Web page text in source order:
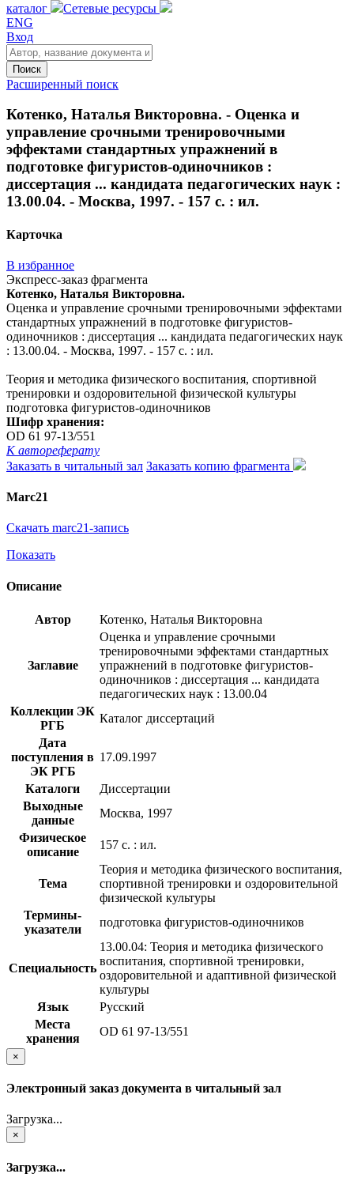
каталог
Сетевые ресурсы
ENG
Вход
Поиск
Расширенный поиск
Котенко, Наталья Викторовна. - Оценка и
управление срочными тренировочными
эффектами стандартных упражнений в
подготовке фигуристов-одиночников :
диссертация ... кандидата педагогических наук :
13.00.04. - Москва, 1997. - 157 с. : ил.
Карточка
В избранное
Экспресс-заказ фрагмента
Котенко, Наталья Викторовна.
Оценка и управление срочными тренировочными эффектами
стандартных упражнений в подготовке фигуристов-
одиночников : диссертация ... кандидата педагогических наук
: 13.00.04. - Москва, 1997. - 157 с. : ил.
Теория и методика физического воспитания, спортивной
тренировки и оздоровительной физической культуры
подготовка фигуристов-одиночников
Шифр хранения:
OD 61 97-13/551
К автореферату
Заказать в читальный зал Заказать копию фрагмента
Marc21
Скачать marc21-запись
Показать
Описание
Автор Котенко, Наталья Викторовна
Заглавие
Оценка и управление срочными
тренировочными эффектами стандартных
упражнений в подготовке фигуристов-
одиночников : диссертация ... кандидата
педагогических наук : 13.00.04
Коллекции ЭК
РГБ
Каталог диссертаций
Дата
поступления в
ЭК РГБ
17.09.1997
Каталоги
Диссертации
Выходные
данные
Москва, 1997
Физическое
описание
157 с. : ил.
Тема
Теория и методика физического воспитания,
спортивной тренировки и оздоровительной
физической культуры
Термины-
указатели
подготовка фигуристов-одиночников
Специальность
13.00.04: Теория и методика физического
воспитания, спортивной тренировки,
оздоровительной и адаптивной физической
культуры
Язык
Русский
Места
хранения
OD 61 97-13/551
×
Электронный заказ документа в читальный зал
Загрузка...
×
Загрузка...